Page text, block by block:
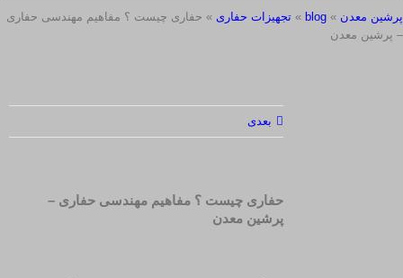
پرشین معدن »
blog
» تجهیزات حفاری » حفاری چیست ؟ مفاهیم مهندسی حفاری
– پرشین معدن
بعدی
حفاری چیست ؟ مفاهیم مهندسی حفاری –
پرشین معدن